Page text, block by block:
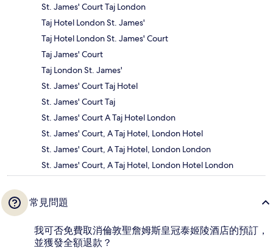
St. James' Court Taj London
Taj Hotel London St. James'
Taj Hotel London St. James' Court
Taj James' Court
Taj London St. James'
St. James' Court Taj Hotel
St. James' Court Taj
St. James' Court A Taj Hotel London
St. James' Court, A Taj Hotel, London Hotel
St. James' Court, A Taj Hotel, London London
St. James' Court, A Taj Hotel, London Hotel London
常見問題
我可否免費取消倫敦聖詹姆斯皇冠泰姬陵酒店的預訂，
並獲發全額退款？